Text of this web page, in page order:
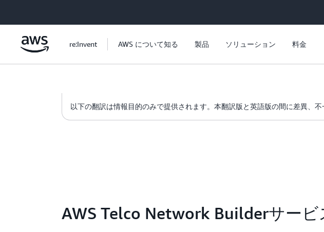
re:Invent AWS について知る 製品 ソリューション 料金
以下の翻訳は情報目的のみで提供されます。本翻訳版と英語版の間に差異、
AWS Telco Network Builderサー